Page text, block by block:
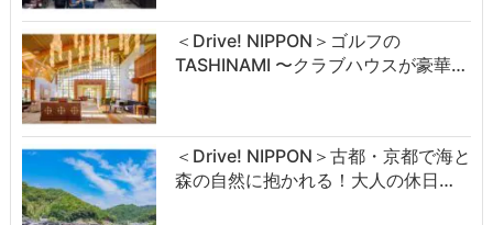
＜Drive! NIPPON＞ゴルフの
TASHINAMI 〜クラブハウスが豪華…
＜Drive! NIPPON＞古都・京都で海と
森の自然に抱かれる！大人の休日…